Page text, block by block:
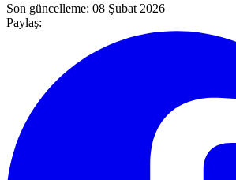
Son güncelleme: 08 Şubat 2026
Paylaş: